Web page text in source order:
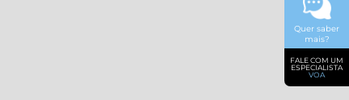
Quer saber
mais?
FALE COM UM
ESPECIALISTA
VOA